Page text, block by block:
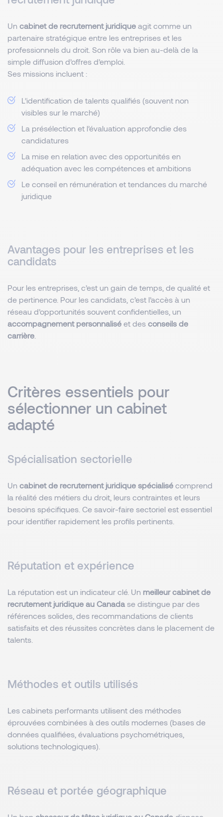
Un cabinet de recrutement juridique agit comme un
partenaire stratégique entre les entreprises et les
professionnels du droit. Son rôle va bien au-delà de la
simple diffusion d’offres d’emploi.
Ses missions incluent :
L’identification de talents qualifiés (souvent non
visibles sur le marché)
La présélection et l’évaluation approfondie des
candidatures
La mise en relation avec des opportunités en
adéquation avec les compétences et ambitions
Le conseil en rémunération et tendances du marché
juridique
Avantages pour les entreprises et les
candidats
Pour les entreprises, c’est un gain de temps, de qualité et
de pertinence. Pour les candidats, c’est l’accès à un
réseau d’opportunités souvent confidentielles, un
accompagnement personnalisé et des conseils de
carrière
Critères essentiels pour
sélectionner un cabinet
adapté
Spécialisation sectorielle
Un cabinet de recrutement juridique spécialisé comprend
la réalité des métiers du droit, leurs contraintes et leurs
besoins spécifiques. Ce savoir-faire sectoriel est essentiel
pour identifier rapidement les profils pertinents.
Réputation et expérience
La réputation est un indicateur clé. Un meilleur cabinet de
recrutement juridique au Canada se distingue par des
références solides, des recommandations de clients
satisfaits et des réussites concrètes dans le placement de
talents.
Méthodes et outils utilisés
Les cabinets performants utilisent des méthodes
éprouvées combinées à des outils modernes (bases de
données qualifiées, évaluations psychométriques,
solutions technologiques).
Réseau et portée géographique